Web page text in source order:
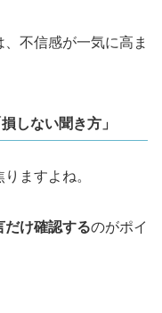
不信感が一気に高ま
しない聞き方」
ますよね。
だけ確認するのがポイ